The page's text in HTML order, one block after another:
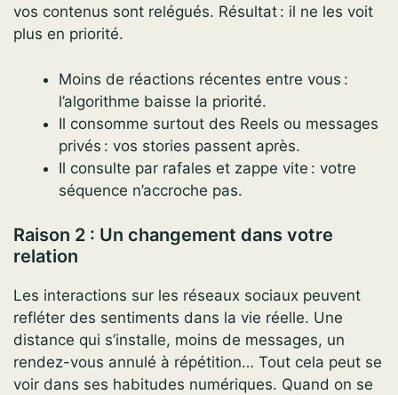
vos contenus sont relégués. Résultat : il ne les voit
plus en priorité.
Moins de réactions récentes entre vous :
l’algorithme baisse la priorité.
Il consomme surtout des Reels ou messages
privés : vos stories passent après.
Il consulte par rafales et zappe vite : votre
séquence n’accroche pas.
Raison 2 : Un changement dans votre
relation
Les interactions sur les réseaux sociaux peuvent
refléter des sentiments dans la vie réelle. Une
distance qui s’installe, moins de messages, un
rendez-vous annulé à répétition… Tout cela peut se
voir dans ses habitudes numériques. Quand on se